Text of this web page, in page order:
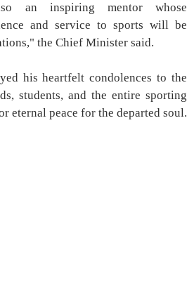
an inspiring mentor whose
and service to sports will be
the Chief Minister said.
his heartfelt condolences to the
students, and the entire sporting
eternal peace for the departed soul.